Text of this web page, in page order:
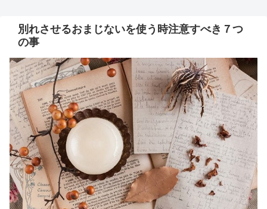
別れさせるおまじないを使う時注意すべき７つ
の事